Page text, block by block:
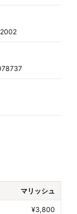
マリッシュ
¥3,800